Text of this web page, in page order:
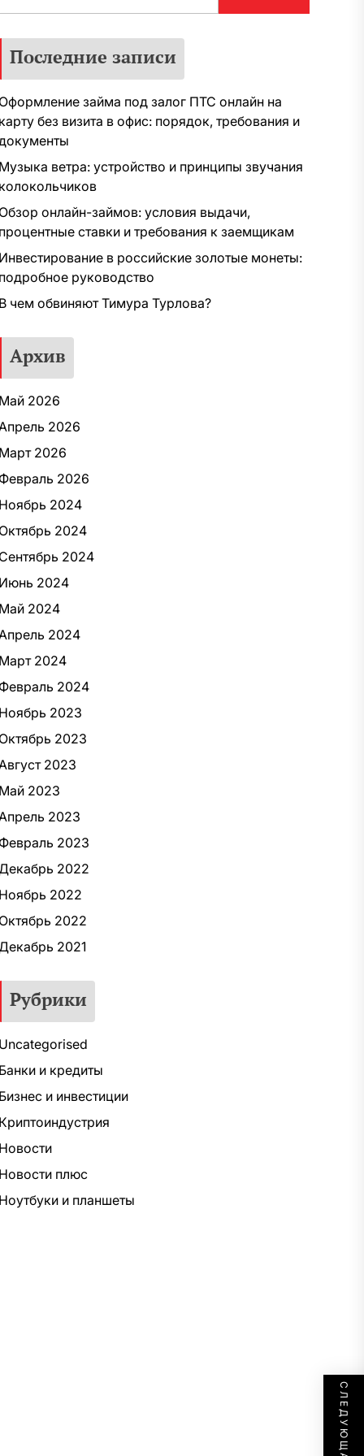
Последние записи
Оформление займа под залог ПТС онлайн на
карту без визита в офис: порядок, требования и
Музыка ветра: устройство и принципы звучания
колокольчиков
Обзор онлайн-займов: условия выдачи,
процентные ставки и требования к заемщикам
Инвестирование в российские золотые монеты:
подробное руководство
В чем обвиняют Тимура Турлова?
Архив
Май 2026
2026
Март 2026
Февраль 2026
Ноябрь 2024
Октябрь 2024
Сентябрь 2024
Июнь 2024
Май 2024
2024
Март 2024
Февраль 2024
Ноябрь 2023
Октябрь 2023
2023
Май 2023
2023
Февраль 2023
2022
Ноябрь 2022
Октябрь 2022
2021
Рубрики
Uncategorised
Банки и кредиты
Бизнес и инвестиции
Криптоиндустрия
Новости
Новости плюс
Ноутбуки и планшеты